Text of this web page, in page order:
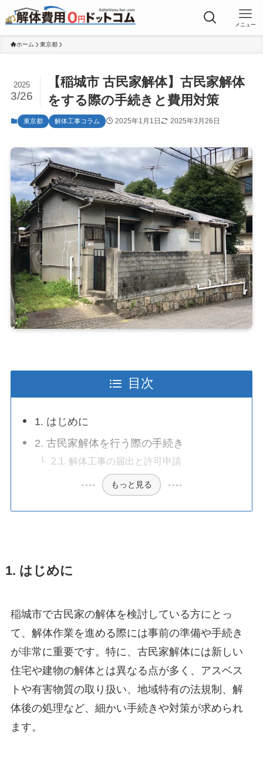
メニュー
ホーム 東京都
【稲城市 古民家解体】古民家解体
をする際の手続きと費用対策
2025
3/26
東京都 解体工事コラム 2025年1月1日 2025年3月26日
目次
1. はじめに
2. 古民家解体を行う際の手続き
2.1. 解体工事の届出と許可申請
もっと見る
1. はじめに
稲城市で古民家の解体を検討している方にとっ
て、解体作業を進める際には事前の準備や手続き
が非常に重要です。特に、古民家解体には新しい
住宅や建物の解体とは異なる点が多く、アスベス
トや有害物質の取り扱い、地域特有の法規制、解
体後の処理など、細かい手続きや対策が求められ
ます。